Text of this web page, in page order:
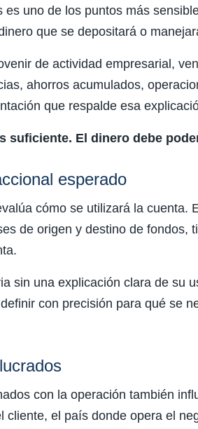
es uno de los puntos más
que se depositará o
de actividad empresarial,
ahorros acumulados,
que respalde esa
suficiente. El dinero debe
esperado
cómo se utilizará la cuenta.
de origen y destino de fondos,
sin una explicación clara de su
con precisión para qué se
con la operación también
cliente, el país donde opera el